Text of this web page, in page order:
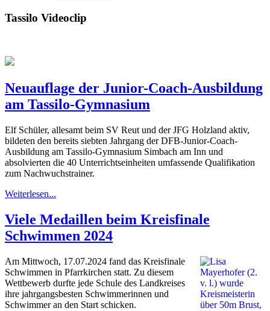
Tassilo Videoclip
Neuauflage der Junior-Coach-Ausbildung
am Tassilo-Gymnasium
Elf Schüler, allesamt beim SV Reut und der JFG Holzland aktiv,
bildeten den bereits siebten Jahrgang der DFB-Junior-Coach-
Ausbildung am Tassilo-Gymnasium Simbach am Inn und
absolvierten die 40 Unterrichtseinheiten umfassende Qualifikation
zum Nachwuchstrainer.
Weiterlesen...
Viele Medaillen beim Kreisfinale
Schwimmen 2024
Am Mittwoch, 17.07.2024 fand das Kreisfinale
Schwimmen in Pfarrkirchen statt. Zu diesem
Wettbewerb durfte jede Schule des Landkreises
ihre jahrgangsbesten Schwimmerinnen und
Schwimmer an den Start schicken.